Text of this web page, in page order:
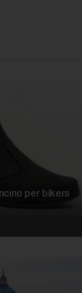
per bikers